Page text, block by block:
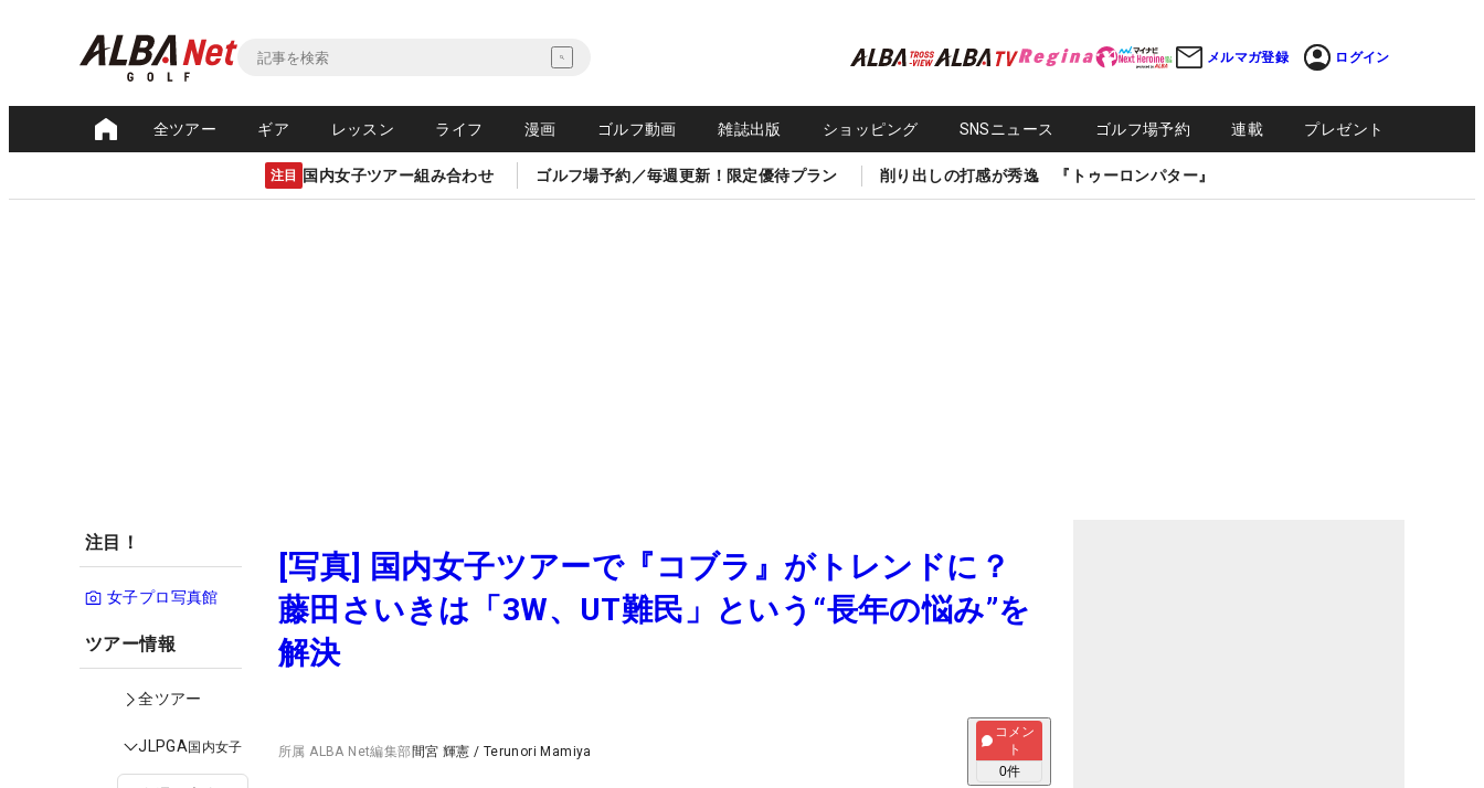
メルマガ登録 ログイン
全ツアー ギア レッスン ライフ 漫画 ゴルフ動画 雑誌出版 ショッピング SNSニュース ゴルフ場予約 連載 プレゼント
注目 国内女子ツアー組み合わせ ゴルフ場予約／毎週更新！限定優待プラン 削り出しの打感が秀逸 『トゥーロンパター』
注目！
女子プロ写真館
ツアー情報
全ツアー
JLPGA国内女子
[写真] 国内女子ツアーで『コブラ』がトレンドに？
藤田さいきは「3W、UT難民」という“長年の悩み”を
解決
所属ALBA Net編集部間宮 輝憲 / Terunori Mamiya
コメン
ト
0件